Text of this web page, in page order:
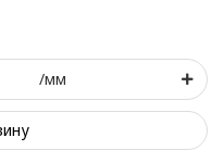
/мм